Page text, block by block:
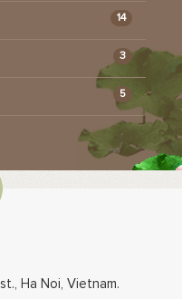
14
3
5
Ha Noi, Vietnam.